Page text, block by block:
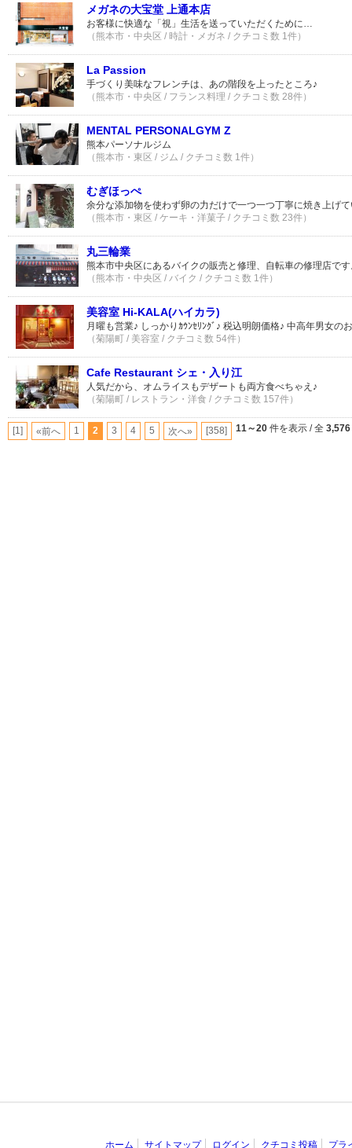
メガネの大宝堂 上通本店
お客様に快適な「視」生活を送っていただくために…
（熊本市・中央区 / 時計・メガネ / クチコミ数 1件）
La Passion
手づくり美味なフレンチは、あの階段を上ったところ♪
（熊本市・中央区 / フランス料理 / クチコミ数 28件）
MENTAL PERSONALGYM Z
熊本パーソナルジム
（熊本市・東区 / ジム / クチコミ数 1件）
むぎほっぺ
余分な添加物を使わず卵の力だけで一つ一つ丁寧に焼き上げ
（熊本市・東区 / ケーキ・洋菓子 / クチコミ数 23件）
丸三輪業
熊本市中央区にあるバイクの販売と修理、自転車の修理店で
（熊本市・中央区 / バイク / クチコミ数 1件）
美容室 Hi-KALA(ハイカラ)
月曜も営業♪ しっかりｶｳﾝｾﾘﾝｸﾞ♪ 税込明朗価格♪ 中高年男女の
（菊陽町 / 美容室 / クチコミ数 54件）
Cafe Restaurant シェ・入り江
人気だから、オムライスもデザートも両方食べちゃえ♪
（菊陽町 / レストラン・洋食 / クチコミ数 157件）
[1] «前へ 1 2 3 4 5 次へ» [358] 11～20 件を表示 / 全 3,576
ホーム サイトマップ ログイン クチコミ投稿 プラ